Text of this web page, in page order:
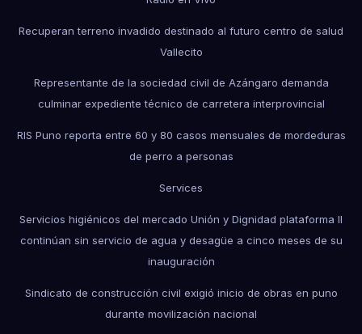
Recuperan terreno invadido destinado al futuro centro de salud
Vallecito
Representante de la sociedad civil de Azángaro demanda
culminar expediente técnico de carretera interprovincial
RIS Puno reporta entre 60 y 80 casos mensuales de mordeduras
de perro a personas
Services
Servicios higiénicos del mercado Unión y Dignidad plataforma II
continúan sin servicio de agua y desagüe a cinco meses de su
inauguración
Sindicato de construcción civil exigió inicio de obras en puno
durante movilización nacional